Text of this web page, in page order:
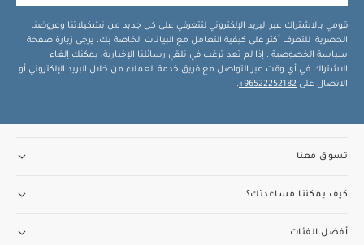
قومي بالاشتراك عبر البريد الإلكتروني لتتعرفي على كل جديد من تشكيلاتنا وعروضنا
الحصرية. للتعرف أكثر على كيفية التعامل مع البيانات الخاصة بك، يرجى زيارة صفحة
سياسة الخصوصية . إذا لم تعد ترغب في تلقي رسائلنا الإخبارية، يمكنك إلغاء
الاشتراك في أي وقت عبر التواصل مع فريق خدمة العملاء من خلال البريد الإلكتروني أو
الاتصال على 96522252182+
.
تسوق معنا
كيف يمكننا مساعدتك؟
أفضل الفئات